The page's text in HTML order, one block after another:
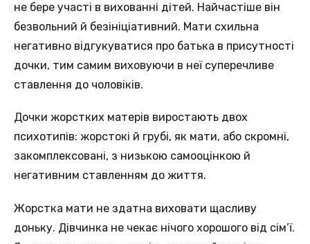
не бере участі в вихованні дітей. Найчастіше він
безвольний й безініціативний. Мати схильна
негативно відгукуватися про батька в присутності
дочки, тим самим виховуючи в неї суперечливе
ставлення до чоловіків.
Дочки жорстких матерів виростають двох
психотипів: жорстокі й грубі, як мати, або скромні,
закомплексовані, з низькою самооцінкою й
негативним ставленням до життя.
Жорстка мати не здатна виховати щасливу
доньку. Дівчинка не чекає нічого хорошого від сім’ї.